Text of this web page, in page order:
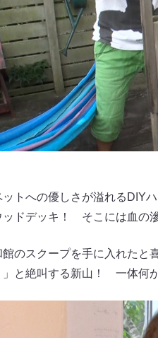
トへの優しさが溢れるDIY
ッドデッキ！ そこには血の
館のスクープを手に入れたと
」と絶叫する新山！ 一体何